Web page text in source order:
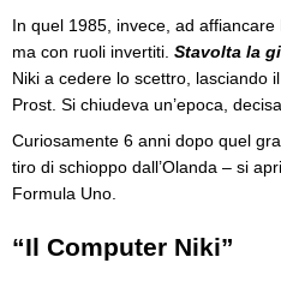
In quel 1985, invece, ad
ma con ruoli invertiti. Stavolta la
Niki a cedere lo scettro, lasciando
Prost. Si chiudeva un’epoca,
Curiosamente 6 anni dopo quel
tiro di schioppo dall’Olanda – si
Formula Uno.
“Il Computer Niki”